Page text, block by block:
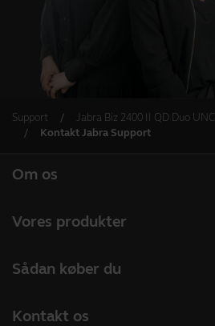
Support
Jabra Biz 2400 II QD Duo UNC
Kontakt Jabra Support
Om os
Bæredygtighed
Vores produkter
Konferencekameraer
Sådan køber du
Kontakt os